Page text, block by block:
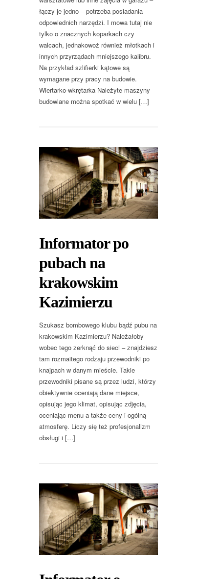
łączy je jedno – potrzeba posiadania
odpowiednich narzędzi. I mowa tutaj nie
tylko o znacznych koparkach czy
walcach, jednakowoż również młotkach i
innych przyrządach mniejszego kalibru.
Na przykład szlifierki kątowe są
wymagane przy pracy na budowie.
Wiertarko-wkrętarka Należyte maszyny
budowlane można spotkać w wielu […]
Informator po
pubach na
krakowskim
Kazimierzu
Szukasz bombowego klubu bądź pubu na
krakowskim Kazimierzu? Należałoby
wobec tego zerknąć do sieci – znajdziesz
tam rozmaitego rodzaju przewodniki po
knajpach w danym mieście. Takie
przewodniki pisane są przez ludzi, którzy
obiektywnie oceniają dane miejsce,
opisując jego klimat, opisując zdjęcia,
oceniając menu a także ceny i ogólną
atmosferę. Liczy się też profesjonalizm
obsługi i […]